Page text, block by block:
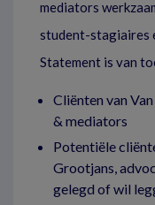
mediators
student-stagiaires
Statement is van
Cliënten van
& mediators
Potentiële
Grootjans,
gelegd of wil